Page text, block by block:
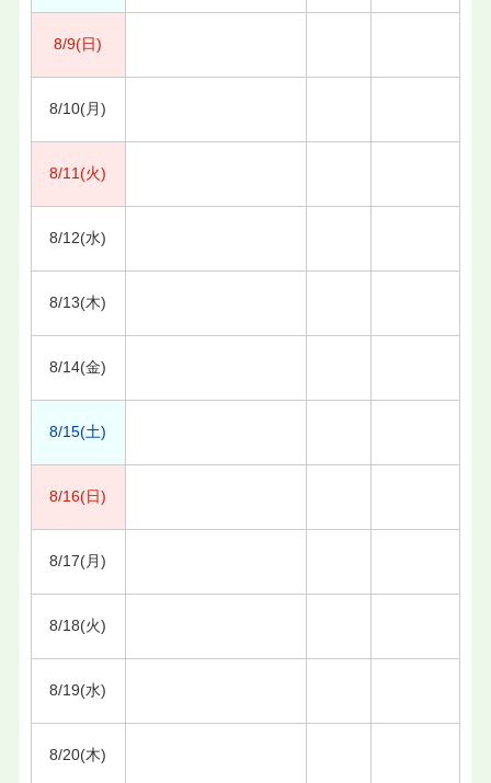
8/9(日)
8/10(月)
8/11(火)
8/12(水)
8/13(木)
8/14(金)
8/15(土)
8/16(日)
8/17(月)
8/18(火)
8/19(水)
8/20(木)